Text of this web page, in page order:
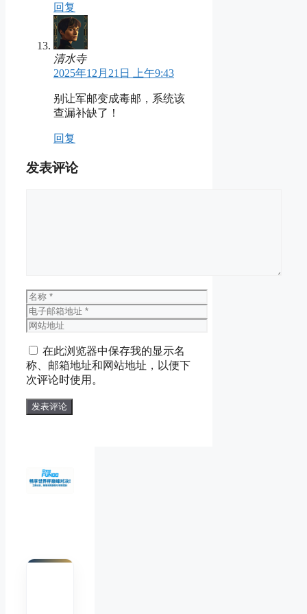
回复
清水寺
2025年12月21日 上午9:43
别让军邮变成毒邮，系统该
查漏补缺了！
回复
发表评论
名
称
电
子
箱
地
址
网
地
址
在此浏览器中保存我的显示名
称、邮箱地址和网站地址，以便下
次评论时使用。